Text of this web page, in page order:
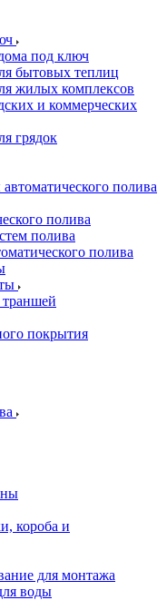
под ключ
бытовых теплиц
жилых комплексов
и коммерческих
грядок
полива
полива
полива
полива
покрытия
короба и
для монтажа
воды